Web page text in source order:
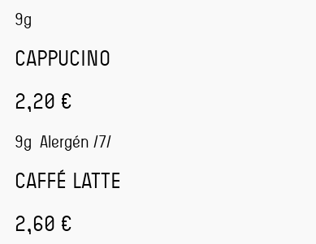
9g
CAPPUCINO
2,20 €
9g Alergén /7/
CAFFÉ LATTE
2,60 €